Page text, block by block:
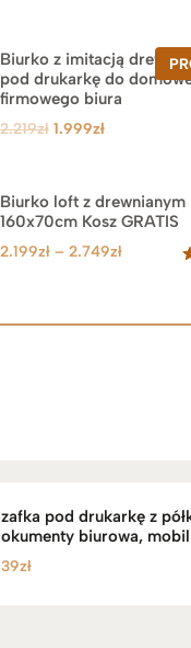
Biurko z imitacją drewna
pod drukarkę do
firmowego biura
2.219zł Pierwotna
2.219zł.
1.999złAktualna
1.999zł.
Biurko loft z drewnianym
160x70cm Kosz GRATIS
2.199zł – 2.749złZakres
2.199zł
pod drukarkę z
biurowa,
zł